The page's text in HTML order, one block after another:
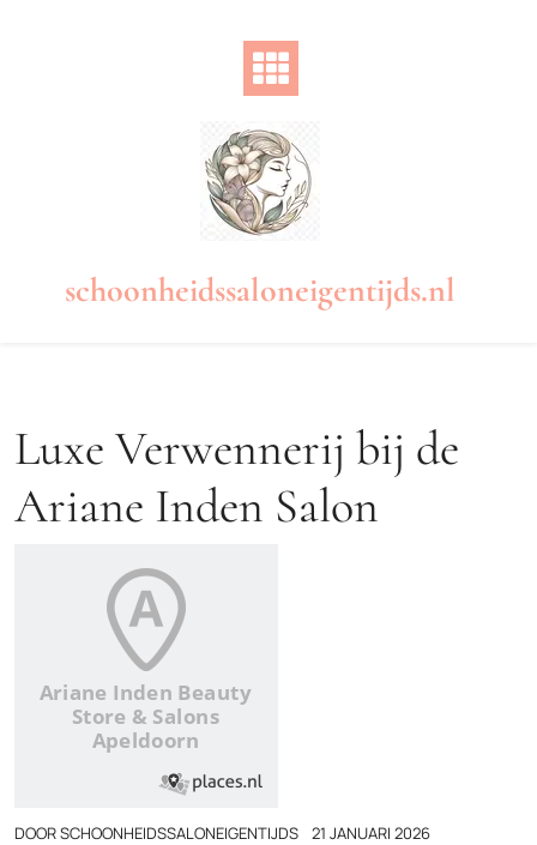
schoonheidssaloneigentijds.nl
Luxe Verwennerij bij de
Ariane Inden Salon
DOORSCHOONHEIDSSALONEIGENTIJDS 21 JANUARI 2026